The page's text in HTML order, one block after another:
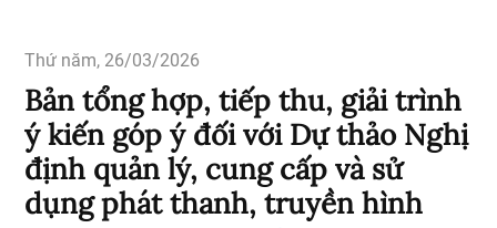
Thứ năm, 26/03/2026
Bản tổng hợp, tiếp thu, giải trình
ý kiến góp ý đối với Dự thảo Nghị
định quản lý, cung cấp và sử
dụng phát thanh, truyền hình